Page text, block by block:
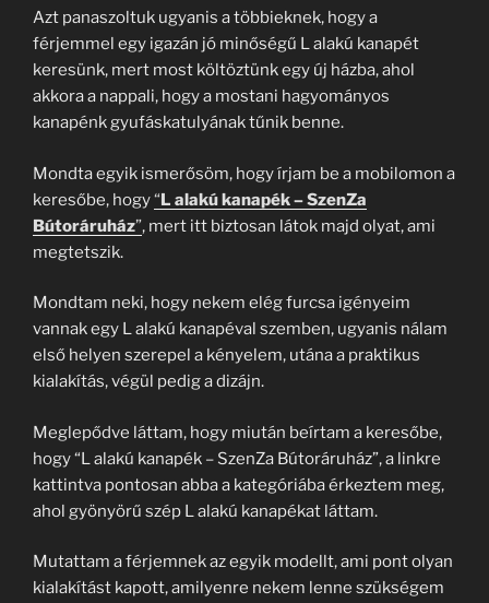
Azt panaszoltuk ugyanis a többieknek, hogy a
férjemmel egy igazán jó minőségű L alakú kanapét
keresünk, mert most költöztünk egy új házba, ahol
akkora a nappali, hogy a mostani hagyományos
kanapénk gyufáskatulyának tűnik benne.
Mondta egyik ismerősöm, hogy írjam be a mobilomon a
keresőbe, hogy“L alakú kanapék – SzenZa
Bútoráruház”, mert itt biztosan látok majd olyat, ami
megtetszik.
Mondtam neki, hogy nekem elég furcsa igényeim
vannak egy L alakú kanapéval szemben, ugyanis nálam
első helyen szerepel a kényelem, utána a praktikus
kialakítás, végül pedig a dizájn.
Meglepődve láttam, hogy miután beírtam a keresőbe,
hogy “L alakú kanapék – SzenZa Bútoráruház”, a linkre
kattintva pontosan abba a kategóriába érkeztem meg,
ahol gyönyörű szép L alakú kanapékat láttam.
Mutattam a férjemnek az egyik modellt, ami pont olyan
kialakítást kapott, amilyenre nekem lenne szükségem